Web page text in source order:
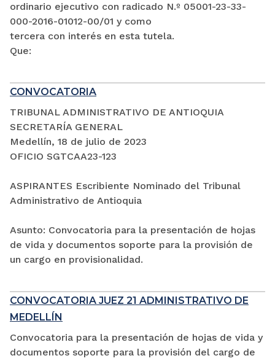
ordinario ejecutivo con radicado N.º 05001-23-33-
000-2016-01012-00/01 y como
tercera con interés en esta tutela.
Que:
CONVOCATORIA
TRIBUNAL ADMINISTRATIVO DE ANTIOQUIA
SECRETARÍA GENERAL
Medellín, 18 de julio de 2023
OFICIO SGTCAA23-123
ASPIRANTES Escribiente Nominado del Tribunal
Administrativo de Antioquia
Asunto: Convocatoria para la presentación de hojas
de vida y documentos soporte para la provisión de
un cargo en provisionalidad.
CONVOCATORIA JUEZ 21 ADMINISTRATIVO DE
MEDELLÍN
Convocatoria para la presentación de hojas de vida y
documentos soporte para la provisión del cargo de